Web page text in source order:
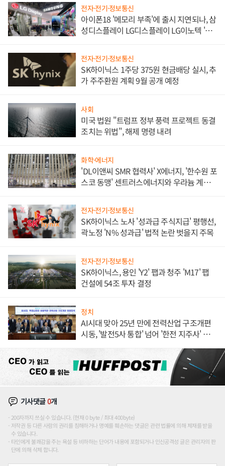
전자·전기·정보통신
아이폰18 '메모리 부족'에 출시 지연되나, 삼
성디스플레이 LG디스플레이 LG이노텍 '탈
전자·전기·정보통신
SK하이닉스 1주당 375원 현금배당 실시, 추
가 주주환원 계획 9월 공개 예정
사회
미국 법원 "트럼프 정부 풍력 프로젝트 동결
조치는 위법", 해제 명령 내려
화학·에너지
'DL이앤씨 SMR 협력사' X에너지, '한수원 포
스코 동맹' 센트러스에너지와 우라늄 계약
전자·전기·정보통신
SK하이닉스 노사 '성과급 주식지급' 평행선,
곽노정 'N% 성과급' 법적 논란 벗을지 주목
전자·전기·정보통신
SK하이닉스, 용인 'Y2' 팹과 청주 'M17' 팹
건설에 54조 투자 결정
정치
AI시대 맞아 25년 만에 전력산업 구조개편
시동, '발전5사 통합' 넘어 '한전 지주사' 재편
기사댓글0개
200자까지 쓰실 수 있습니다. (현재 0 byte / 최대 400byte)
저작권 등 다른 사람의 권리를 침해하거나 명예를 훼손하는 댓글은 관련 법률에 의해 제재를 받을
수 있습니다.
타인에게 불쾌감을 주는 욕설 등 비하하는 단어가 내용에 포함되거나 인신공격성 글은 관리자의 판
단에 의해 삭제 합니다.